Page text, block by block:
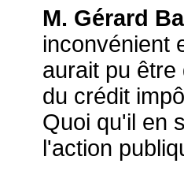
M. Gérard
inconvénient
aurait pu
du crédit
Quoi qu'il en
l'action